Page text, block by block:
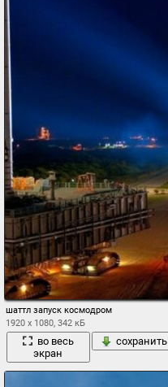
шаттл запуск космодром
1920 x 1080, 342 кБ
во весь
экран
сохранить